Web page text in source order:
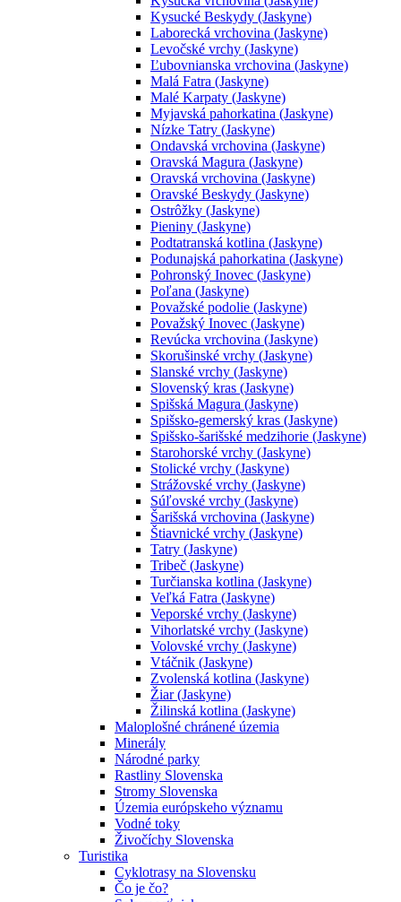
Kysucké Beskydy (Jaskyne)
Laborecká vrchovina (Jaskyne)
Levočské vrchy (Jaskyne)
Ľubovnianska vrchovina (Jaskyne)
Malá Fatra (Jaskyne)
Malé Karpaty (Jaskyne)
Myjavská pahorkatina (Jaskyne)
Nízke Tatry (Jaskyne)
Ondavská vrchovina (Jaskyne)
Oravská Magura (Jaskyne)
Oravská vrchovina (Jaskyne)
Oravské Beskydy (Jaskyne)
Ostrôžky (Jaskyne)
Pieniny (Jaskyne)
Podtatranská kotlina (Jaskyne)
Podunajská pahorkatina (Jaskyne)
Pohronský Inovec (Jaskyne)
Poľana (Jaskyne)
Považské podolie (Jaskyne)
Považský Inovec (Jaskyne)
Revúcka vrchovina (Jaskyne)
Skorušinské vrchy (Jaskyne)
Slanské vrchy (Jaskyne)
Slovenský kras (Jaskyne)
Spišská Magura (Jaskyne)
Spišsko-gemerský kras (Jaskyne)
Spišsko-šarišské medzihorie (Jaskyne)
Starohorské vrchy (Jaskyne)
Stolické vrchy (Jaskyne)
Strážovské vrchy (Jaskyne)
Súľovské vrchy (Jaskyne)
Šarišská vrchovina (Jaskyne)
Štiavnické vrchy (Jaskyne)
Tatry (Jaskyne)
Tribeč (Jaskyne)
Turčianska kotlina (Jaskyne)
Veľká Fatra (Jaskyne)
Veporské vrchy (Jaskyne)
Vihorlatské vrchy (Jaskyne)
Volovské vrchy (Jaskyne)
Vtáčnik (Jaskyne)
Zvolenská kotlina (Jaskyne)
Žiar (Jaskyne)
Žilinská kotlina (Jaskyne)
Maloplošné chránené územia
Minerály
Národné parky
Rastliny Slovenska
Stromy Slovenska
Územia európskeho významu
Vodné toky
Živočíchy Slovenska
Turistika
Cyklotrasy na Slovensku
Čo je čo?